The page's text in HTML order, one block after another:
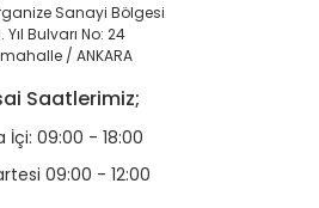
Sanayi Bölgesi
Yıl Bulvarı No: 24
/ ANKARA
Saatlerimiz;
İçi: 09:00 - 18:00
09:00 - 12:00